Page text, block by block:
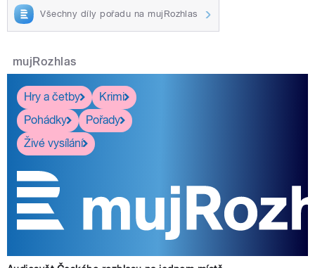
Všechny díly pořadu na mujRozhlas
mujRozhlas
Hry a četby
Krimi
Pohádky
Pořady
Živé vysílání